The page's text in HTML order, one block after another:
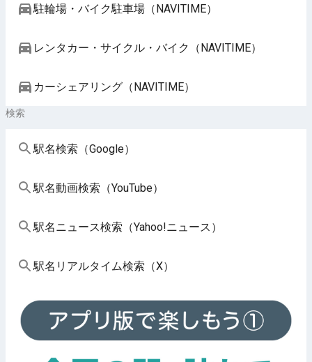
駐輪場・バイク駐車場（NAVITIME）
レンタカー・サイクル・バイク（NAVITIME）
カーシェアリング（NAVITIME）
検索
駅名検索（Google）
駅名動画検索（YouTube）
駅名ニュース検索（Yahoo!ニュース）
駅名リアルタイム検索（X）